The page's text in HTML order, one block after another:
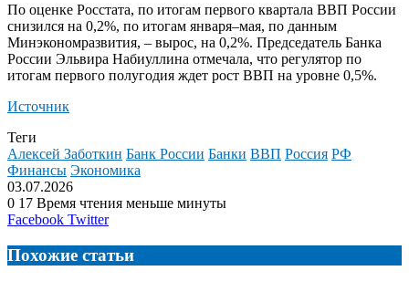
По оценке Росстата, по итогам первого квартала ВВП России
снизился на 0,2%, по итогам января–мая, по данным
Минэкономразвития, – вырос, на 0,2%. Председатель Банка
России Эльвира Набиуллина отмечала, что регулятор по
итогам первого полугодия ждет рост ВВП на уровне 0,5%.
Источник
Теги
Алексей Заботкин Банк России Банки ВВП Россия РФ
Финансы Экономика
03.07.2026
0 17 Время чтения меньше минуты
Facebook TwitterLinkedIn
Tumblr
Reddit
Вконтакте
Одноклассники
Skype
Messenger
Messenger
WhatsApp
Telegram
Viber
Line
Поделиться
электронную
почту
Похожие статьи